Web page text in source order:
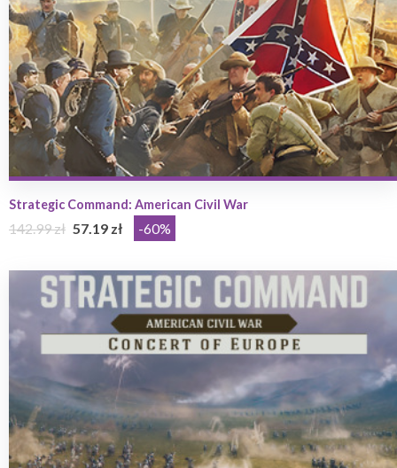
Strategic Command: American Civil War
142.99 zł 57.19 zł -60%